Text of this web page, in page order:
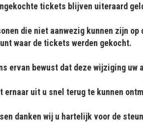
tickets blijven uiteraard
die niet aanwezig kunnen zijn
waar de tickets werden gekocht.
ervan bewust dat deze wijziging uw
ernaar uit u snel terug te kunnen
danken wij u hartelijk voor de